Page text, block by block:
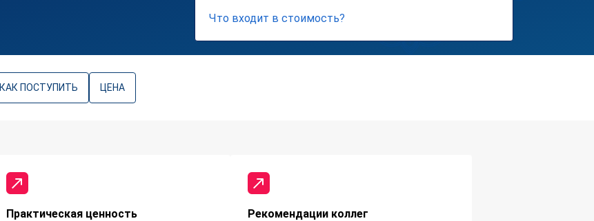
Что входит в стоимость?
КАК ПОСТУПИТЬ ЦЕНА
Практическая ценность
Рекомендации коллег